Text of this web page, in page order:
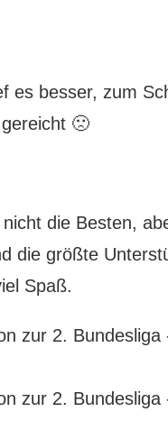
es besser, zum
🙁
die Besten,
die größte
Spaß.